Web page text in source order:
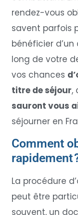
rendez-vous
savent parfois
bénéficier
long de votre
vos chances
titre de séjour,
sauront vous
séjourner en
Comment
rapidement
La procédure
peut être
souvent, un